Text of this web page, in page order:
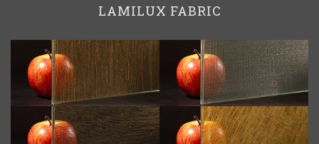
LAMILUX FABRIC